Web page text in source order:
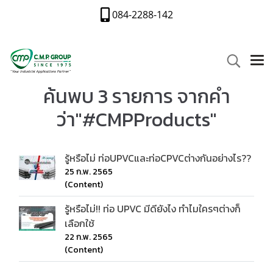
084-2288-142
ค้นพบ 3 รายการ จากคำ
ว่า"#CMPProducts"
รู้หรือไม่ ท่อUPVCและท่อCPVCต่างกันอย่างไร??
25 ก.พ. 2565
(Content)
รู้หรือไม่!! ท่อ UPVC มีดียังไง ทำไมใครๆต่างก็
เลือกใช้
22 ก.พ. 2565
(Content)